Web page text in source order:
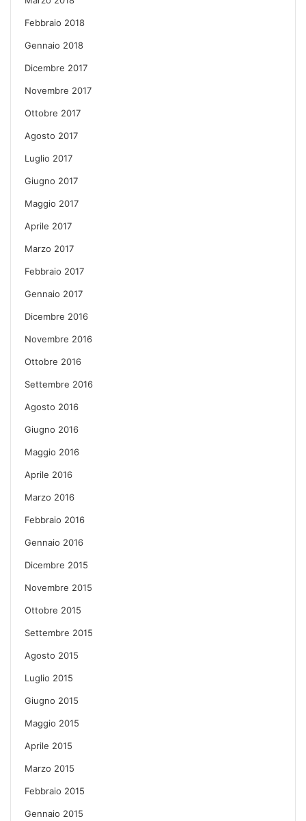
Febbraio 2018
Gennaio 2018
Dicembre 2017
Novembre 2017
Ottobre 2017
Agosto 2017
Luglio 2017
Giugno 2017
Maggio 2017
Aprile 2017
Marzo 2017
Febbraio 2017
Gennaio 2017
Dicembre 2016
Novembre 2016
Ottobre 2016
Settembre 2016
Agosto 2016
Giugno 2016
Maggio 2016
Aprile 2016
Marzo 2016
Febbraio 2016
Gennaio 2016
Dicembre 2015
Novembre 2015
Ottobre 2015
Settembre 2015
Agosto 2015
Luglio 2015
Giugno 2015
Maggio 2015
Aprile 2015
Marzo 2015
Febbraio 2015
Gennaio 2015